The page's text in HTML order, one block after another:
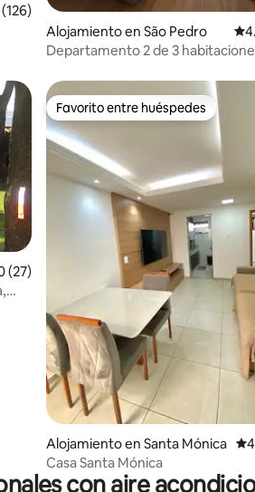
promedio: 4.94 de 5, 126 reseñas
Alojamiento en São Pedro
Departamento 2 de 3
promedio: 5.0 de 5, 27 reseñas
(27)
Favorito entre huéspedes
Favorito entre huéspedes
Alojamiento en Santa Mónica
Casa Santa Mónica
con aire